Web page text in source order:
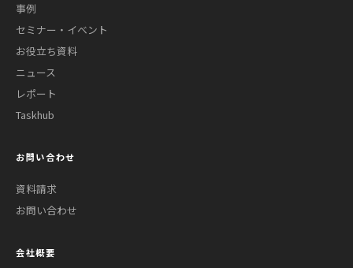
事例
セミナー・イベント
お役立ち資料
ニュース
レポート
Taskhub
お問い合わせ
資料請求
お問い合わせ
会社概要